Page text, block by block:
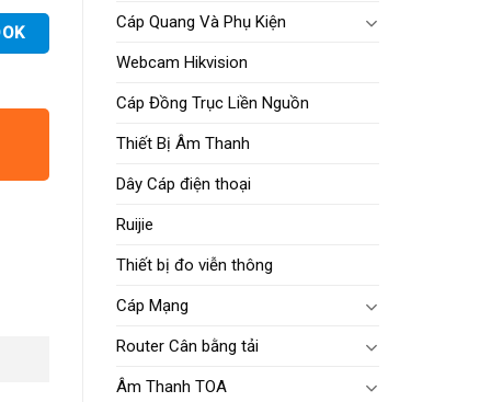
Cáp Quang Và Phụ Kiện
Webcam Hikvision
Cáp Đồng Trục Liền Nguồn
Thiết Bị Âm Thanh
Dây Cáp điện thoại
Ruijie
Thiết bị đo viễn thông
Cáp Mạng
Router Cân bằng tải
Âm Thanh TOA